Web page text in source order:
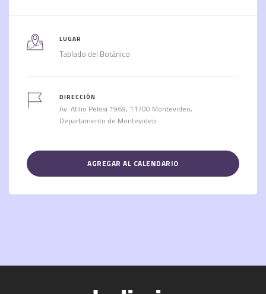
LUGAR
Tablado del Botánico
DIRECCIÓN
Av. Atilio Pelosi 1969, 11700 Montevideo,
Departamento de Montevideo
AGREGAR AL CALENDARIO